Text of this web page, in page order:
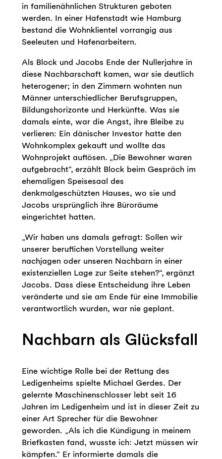
in familienähnlichen Strukturen geboten
werden. In einer Hafenstadt wie Hamburg
bestand die Wohnklientel vorrangig aus
Seeleuten und Hafenarbeitern.
Als Block und Jacobs Ende der Nullerjahre in
diese Nachbarschaft kamen, war sie deutlich
heterogener; in den Zimmern wohnten nun
Männer unterschiedlicher Berufsgruppen,
Bildungshorizonte und Herkünfte. Was sie
damals einte, war die Angst, ihre Bleibe zu
verlieren: Ein dänischer Investor hatte den
Wohnkomplex gekauft und wollte das
Wohnprojekt auflösen. „Die Bewohner waren
aufgebracht“, erzählt Block beim Gespräch im
ehemaligen Speisesaal des
denkmalgeschützten Hauses, wo sie und
Jacobs ursprünglich ihre Büroräume
eingerichtet hatten.
„Wir haben uns damals gefragt: Sollen wir
unserer beruflichen Vorstellung weiter
nachjagen oder unseren Nachbarn in einer
existenziellen Lage zur Seite stehen?“, ergänzt
Jacobs. Dass diese Entscheidung ihre Leben
veränderte und sie am Ende für eine Immobilie
verantwortlich wurden, war nie geplant.
Nachbarn als Glücksfall
Eine wichtige Rolle bei der Rettung des
Ledigenheims spielte Michael Gerdes. Der
gelernte Maschinenschlosser lebt seit 16
Jahren im Ledigenheim und ist in dieser Zeit zu
einer Art Sprecher für die Bewohner
geworden. „Als ich die Kündigung in meinem
Briefkasten fand, wusste ich: Jetzt müssen wir
kämpfen.“ Er informierte damals die